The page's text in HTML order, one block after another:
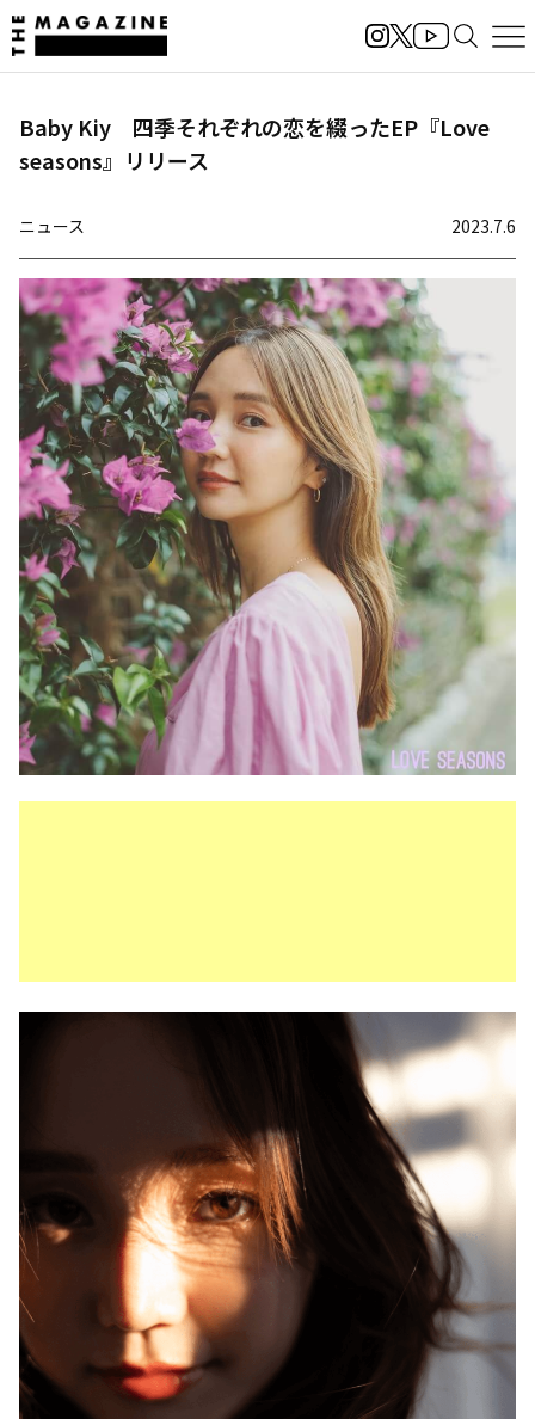
Baby Kiy 四季それぞれの恋を綴ったEP『Love
seasons』リリース
ニュース 2023.7.6